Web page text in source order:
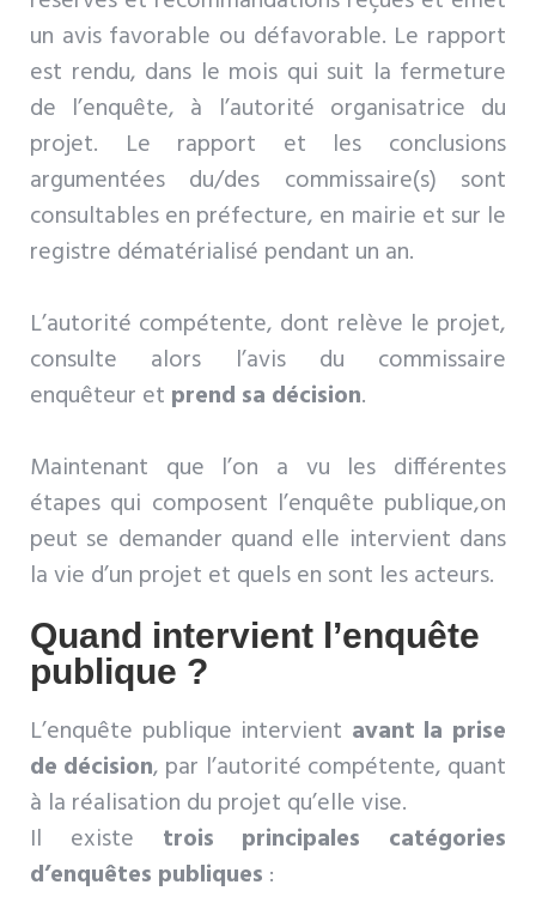
un avis favorable ou défavorable. Le rapport
est rendu, dans le mois qui suit la fermeture
de l’enquête, à l’autorité organisatrice du
projet. Le rapport et les conclusions
argumentées du/des commissaire(s) sont
consultables en préfecture, en mairie et sur le
registre dématérialisé pendant un an.
L’autorité compétente, dont relève le projet,
consulte alors l’avis du commissaire
enquêteur et prend sa décision.
Maintenant que l’on a vu les différentes
étapes qui composent l’enquête publique,on
peut se demander quand elle intervient dans
la vie d’un projet et quels en sont les acteurs.
Quand intervient l’enquête
publique ?
L’enquête publique intervient avant la prise
de décision, par l’autorité compétente, quant
à la réalisation du projet qu’elle vise.
Il existe trois principales catégories
d’enquêtes publiques :